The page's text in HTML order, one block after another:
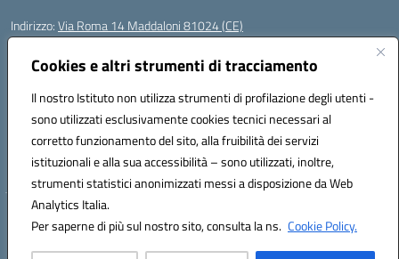
Cookies e altri strumenti di tracciamento
Il nostro Istituto non utilizza strumenti di profilazione degli utenti -
sono utilizzati esclusivamente cookies tecnici necessari al
corretto funzionamento del sito, alla fruibilità dei servizi
istituzionali e alla sua accessibilità – sono utilizzati, inoltre,
strumenti statistici anonimizzati messi a disposizione da Web
Analytics Italia.
Per saperne di più sul nostro sito, consulta la ns. Cookie Policy.
Indirizzo:Via Roma 14 Maddaloni 81024 (CE)
Centralino:
Posta elettronica certificata (PEC):ceic8an00r@pec.istruzione.it
Codice fiscale: 80006190617
Codice meccanografico:CEIC8AN00R
Codice Indice delle Pubbliche Amministrazioni (IPA): icmvce
Codice unico di fatturazione (CUF): UFORSV
Hosting & Powered by 3D Solution S.r.l.
Concept & Design by Designers Italia